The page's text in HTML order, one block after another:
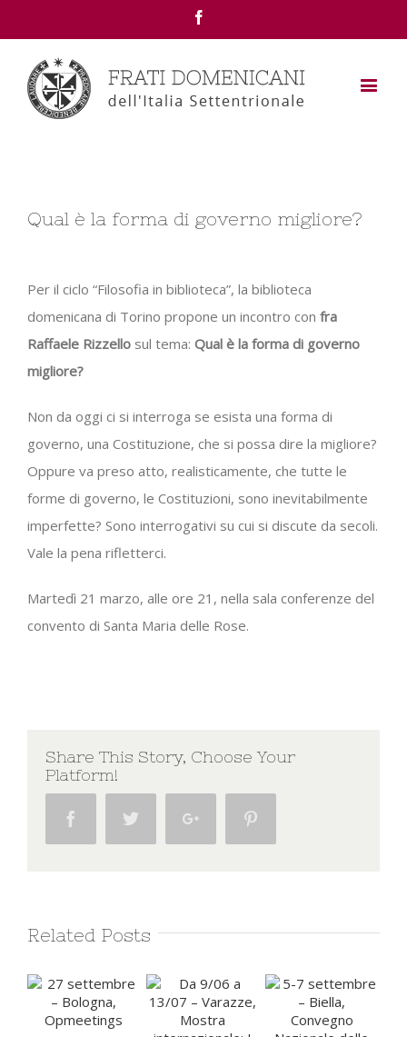
Qual è la forma di governo migliore?
Per il ciclo “Filosofia in biblioteca”, la biblioteca
domenicana di Torino propone un incontro con fra
Raffaele Rizzello sul tema: Qual è la forma di governo
migliore?
Non da oggi ci si interroga se esista una forma di
governo, una Costituzione, che si possa dire la migliore?
Oppure va preso atto, realisticamente, che tutte le
forme di governo, le Costituzioni, sono inevitabilmente
imperfette? Sono interrogativi su cui si discute da secoli.
Vale la pena rifletterci.
Martedì 21 marzo, alle ore 21, nella sala conferenze del
convento di Santa Maria delle Rose.
Share This Story, Choose Your
Platform!
Facebook Twitter Google+
Related Posts